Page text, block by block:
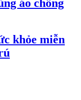
áo chống
khỏe miễn